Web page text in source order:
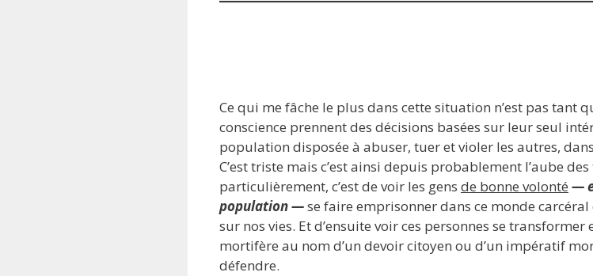
Ce qui me fâche le plus dans cette situation n’est pas tant
conscience prennent des décisions basées sur leur seul
population disposée à abuser, tuer et violer les autres,
C’est triste mais c’est ainsi depuis probablement l’aube
particulièrement, c’est de voir les gens de bonne volonté —
population —se faire emprisonner dans ce monde
sur nos vies. Et d’ensuite voir ces personnes se
mortifère au nom d’un devoir citoyen ou d’un impératif
défendre.